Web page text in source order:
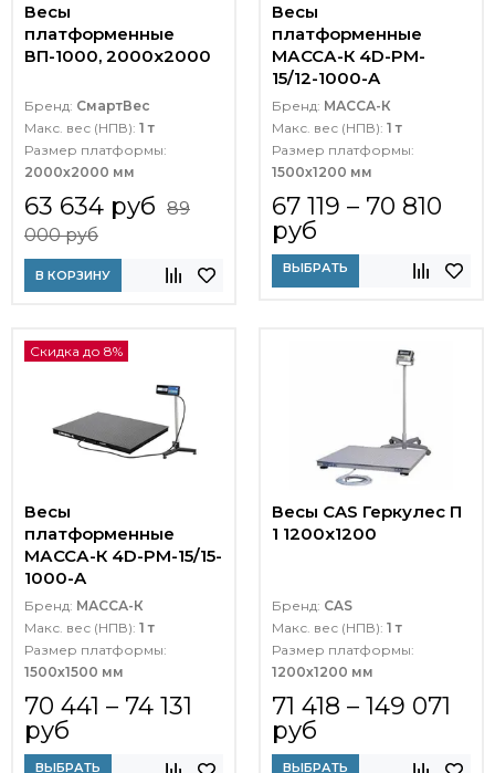
Весы
платформенные
ВП-1000, 2000x2000
Бренд: СмартВес
Макс. вес (НПВ): 1 т
Размер платформы:
2000х2000 мм
63 634 руб 89
000 руб
В КОРЗИНУ
Весы
платформенные
МАССА-К 4D-PM-
15/12-1000-A
Бренд: МАССА-К
Макс. вес (НПВ): 1 т
Размер платформы:
1500х1200 мм
67 119 – 70 810
руб
ВЫБРАТЬ
Скидка до 8%
Весы
платформенные
МАССА-К 4D-PM-15/15-
1000-A
Бренд: МАССА-К
Макс. вес (НПВ): 1 т
Размер платформы:
1500х1500 мм
70 441 – 74 131
руб
ВЫБРАТЬ
Весы CAS Геркулес П
1 1200x1200
Бренд: CAS
Макс. вес (НПВ): 1 т
Размер платформы:
1200х1200 мм
71 418 – 149 071
руб
ВЫБРАТЬ